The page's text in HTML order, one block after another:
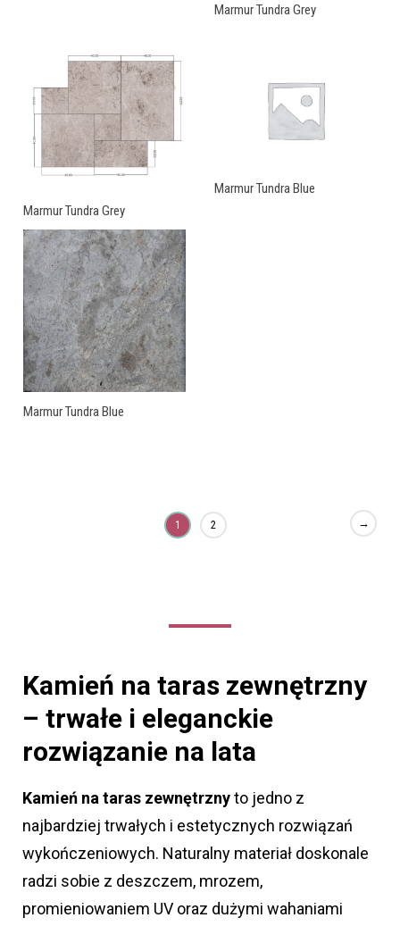
Marmur Tundra Grey
Marmur Tundra Grey
Marmur Tundra Blue
Marmur Tundra Blue
1 2 →
Kamień na taras zewnętrzny
– trwałe i eleganckie
rozwiązanie na lata
Kamień na taras zewnętrznyto jedno z
najbardziej trwałych i estetycznych rozwiązań
wykończeniowych. Naturalny materiał doskonale
radzi sobie z deszczem, mrozem,
promieniowaniem UV oraz dużymi wahaniami